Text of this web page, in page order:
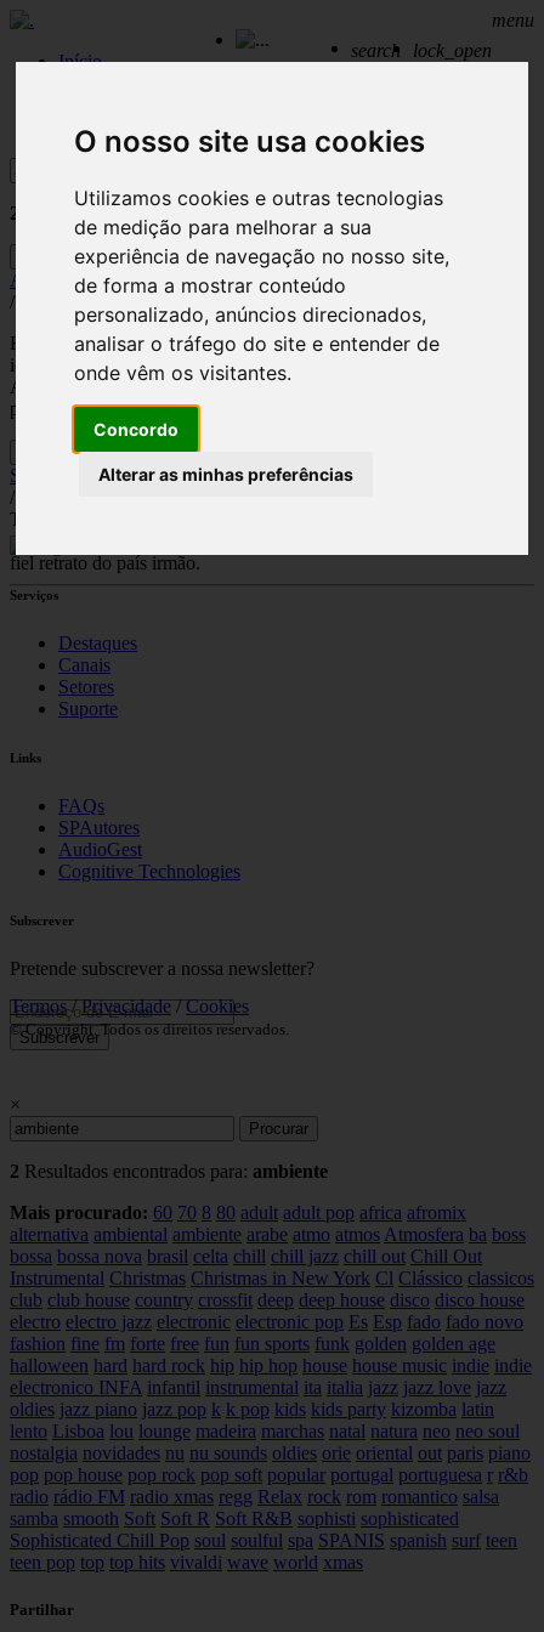
O nosso site usa cookies
Utilizamos cookies e outras tecnologias
de medição para melhorar a sua
experiência de navegação no nosso site,
de forma a mostrar conteúdo
personalizado, anúncios direcionados,
analisar o tráfego do site e entender de
onde vêm os visitantes.
Concordo
Alterar as minhas preferências
menu
lock_open
search
Início
Contactos
2 Resultados encontrados para: ambiente
Ambiental
/
Este canal apresenta uma seleção de música instrumental ambiente,
ideal para criar atmosferas elegantes, relaxantes e sofisticadas.
A escolha perfeita para espaços comerciais ou públicos que
procuram conforto, bem-estar e uma experiência sonora moderna.
Saudade Brasil
/
Tal como diz a música de Vinícius de Moraes, saudades do Brasil
fiel retrato do país irmão.
Serviços
Destaques
Canais
Setores
Suporte
Links
FAQs
SPAutores
AudioGest
Cognitive Technologies
Subscrever
Pretende subscrever a nossa newsletter?
Subscrever
Termos/Privacidade/Cookies
© Copyright. Todos os direitos reservados.
×
Procurar
2 Resultados encontrados para: ambiente
Mais procurado: 60 70 8 80 adult adult pop africa afromix
alternativa ambiental ambiente arabe atmo atmos Atmosfera ba boss
bossa bossa nova brasil celta chill chill jazz chill out Chill Out
Instrumental Christmas Christmas in New York Cl Clássico classicos
club club house country crossfit deep deep house disco disco house
electro electro jazz electronic electronic pop Es Esp fado fado novo
fashion fine fm forte free fun fun sports funk golden golden age
halloween hard hard rock hip hip hop house house music indie indie
electronico INFA infantil instrumental ita italia jazz jazz love jazz
oldies jazz piano jazz pop k k pop kids kids party kizomba latin
lento Lisboa lou lounge madeira marchas natal natura neo neo soul
nostalgia novidades nu nu sounds oldies orie oriental out paris piano
pop pop house pop rock pop soft popular portugal portuguesa r r&b
radio rádio FM radio xmas regg Relax rock rom romantico salsa
samba smooth Soft Soft R Soft R&B sophisti sophisticated
Sophisticated Chill Pop soul soulful spa SPANIS spanish surf teen
teen pop top top hits vivaldi wave world xmas
Partilhar